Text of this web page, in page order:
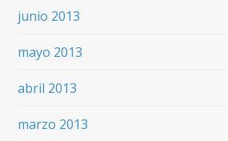
junio 2013
mayo 2013
abril 2013
marzo 2013